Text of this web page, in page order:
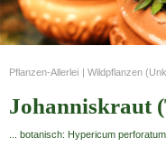
Pflanzen-Allerlei Wildpflanzen
Johanniskraut
... botanisch: Hypericum perforatum